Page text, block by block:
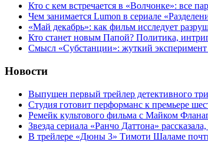
Кто с кем встречается в «Волчонке»: все
Чем занимается Lumon в сериале
«Май декабрь»: как фильм исследует
Кто станет новым Папой? Политика,
Cмысл «Субстанции»: жуткий эксперимент
Новости
Выпущен первый трейлер детективного
Студия готовит перформанс к премьере
Ремейк культового фильма с Майком
Звезда сериала «Ранчо Даттона»
В трейлере «Дюны 3» Тимоти Шаламе